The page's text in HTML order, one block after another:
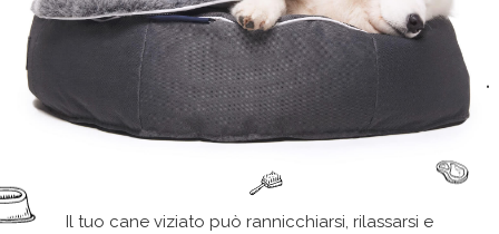
Il tuo cane viziato può rannicchiarsi, rilassarsi e